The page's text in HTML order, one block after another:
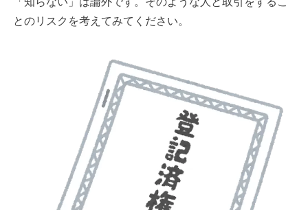
とのリスクを考えてみてください。